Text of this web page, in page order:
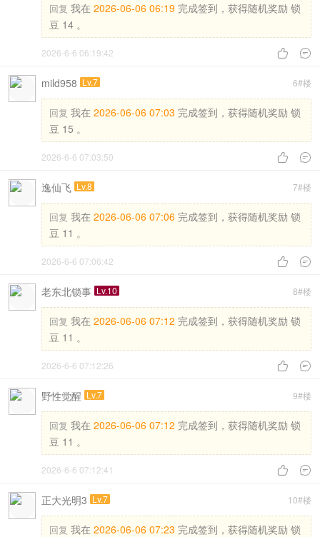
回复 我在 2026-06-06 06:19 完成签到，获得随机奖励 锁
豆 14 。
 
2026-6-6 06:19:42
6#楼
mild958 Lv.7
回复 我在 2026-06-06 07:03 完成签到，获得随机奖励 锁
豆 15 。
 
2026-6-6 07:03:50
7#楼
逸仙飞 Lv.8
回复 我在 2026-06-06 07:06 完成签到，获得随机奖励 锁
豆 11 。
 
2026-6-6 07:06:42
8#楼
老东北锁事 Lv.10
回复 我在 2026-06-06 07:12 完成签到，获得随机奖励 锁
豆 11 。
 
2026-6-6 07:12:26
9#楼
野性觉醒 Lv.7
回复 我在 2026-06-06 07:12 完成签到，获得随机奖励 锁
豆 11 。
 
2026-6-6 07:12:41
10#楼
正大光明3 Lv.7
回复 我在 2026-06-06 07:23 完成签到，获得随机奖励 锁